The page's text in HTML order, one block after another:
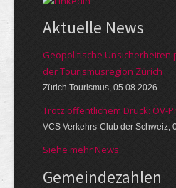
Aktuelle News
Geopolitische Unsicherheiten
der Tourismusregion Zürich
Zürich Tourismus, 05.08.2026
Trotz öffentlichem Druck: ÖV-
VCS Verkehrs-Club der Schweiz,
Siehe mehr News
Gemeinde­zahlen